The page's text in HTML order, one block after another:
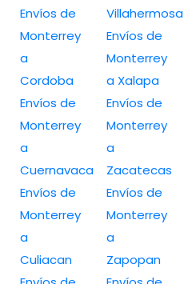
Envíos de
Monterrey
a
Cordoba
Envíos de
Monterrey
a
Cuernavaca
Envíos de
Monterrey
a
Culiacan
Villahermosa
Envíos de
Monterrey
a Xalapa
Envíos de
Monterrey
a
Zacatecas
Envíos de
Monterrey
a
Zapopan